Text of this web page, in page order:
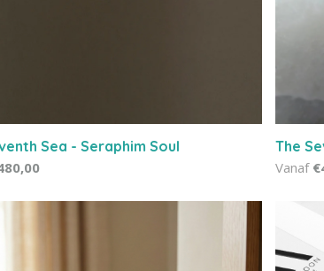
Sea - Seraphim Soul
The
Vanaf